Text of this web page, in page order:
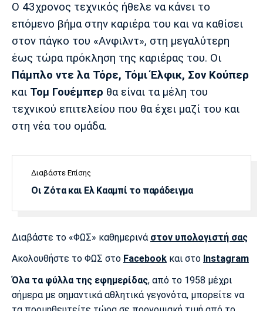
Λίβερπουλ
Σίτι
Μπορούσια
Παρί Σεν
Μαρσέιγ
Μονακό
Ερυθρός
Τότεναμ
Ο 43χρονος τεχνικός ήθελε να κάνει το
επόμενο βήμα στην καριέρα του και να καθίσει
στον πάγκο του «Ανφιλντ», στη μεγαλύτερη
έως τώρα πρόκληση της καριέρας του. Οι
Πάμπλο ντε λα Τόρε, Τόμι Έλφικ, Σον Κούπερ
και Τομ Γουέμπερ θα είναι τα μέλη του
τεχνικού επιτελείου που θα έχει μαζί του και
στη νέα του ομάδα.
Διαβάστε Επίσης
Οι Ζότα και Ελ Κααμπί το παράδειγμα
Διαβάστε το «ΦΩΣ» καθημερινά στον υπολογιστή σας
Ακολουθήστε το ΦΩΣ στο Facebook και στο Instagram
Όλα τα φύλλα της εφημερίδας, από το 1958 μέχρι
σήμερα με σημαντικά αθλητικά γεγονότα, μπορείτε να